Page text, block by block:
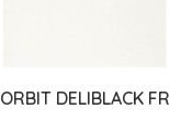
ORBIT DELIBLACK FR